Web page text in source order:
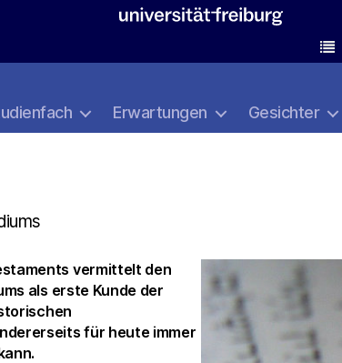
Erwartungen Gesichter
vermittelt den
als erste Kunde der
für heute immer